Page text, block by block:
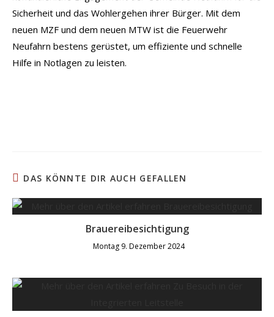
Sicherheit und das Wohlergehen ihrer Bürger. Mit dem
neuen MZF und dem neuen MTW ist die Feuerwehr
Neufahrn bestens gerüstet, um effiziente und schnelle
Hilfe in Notlagen zu leisten.
DAS KÖNNTE DIR AUCH GEFALLEN
Brauereibesichtigung
Montag 9. Dezember 2024